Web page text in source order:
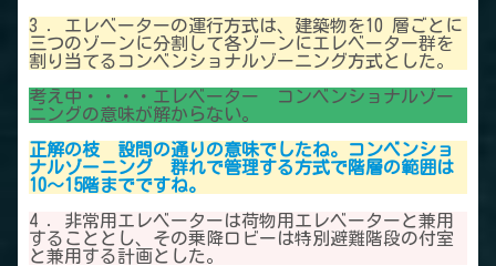
3 ．エレベーターの運行方式は、建築物を10 層ごとに
三つのゾーンに分割して各ゾーンにエレベーター群を
割り当てるコンベンショナルゾーニング方式とした。
考え中・・・・エレベーター コンベンショナルゾー
ニングの意味が解からない。
正解の枝 設問の通りの意味でしたね。コンベンショ
ナルゾーニング 群れで管理する方式で階層の範囲は
10～15階までですね。
4 ．非常用エレベーターは荷物用エレベーターと兼用
することとし、その乗降ロビーは特別避難階段の付室
と兼用する計画とした。